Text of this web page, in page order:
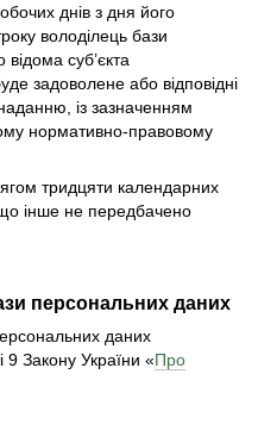
днів з дня його
володілець бази
суб’єкта
задоволене або відповідні
із зазначенням
нормативно-правовому
тридцяти календарних
інше не передбачено
персональних даних
даних
9 Закону України «Про